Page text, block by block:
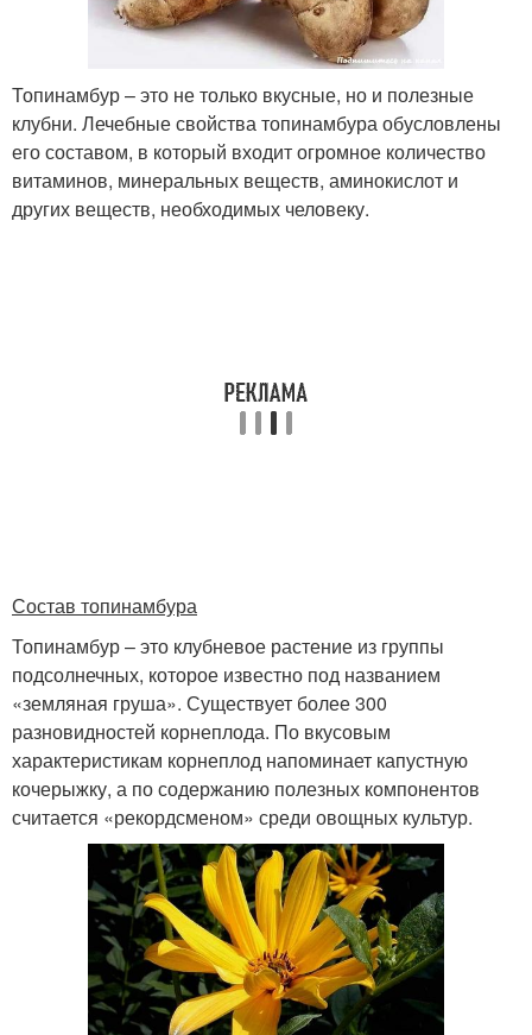
Топинамбур – это не только вкусные, но и полезные
клубни. Лечебные свойства топинамбура обусловлены
его составом, в который входит огромное количество
витаминов, минеральных веществ, аминокислот и
других веществ, необходимых человеку.
Состав топинамбура
Топинамбур – это клубневое растение из группы
подсолнечных, которое известно под названием
«земляная груша». Существует более 300
разновидностей корнеплода. По вкусовым
характеристикам корнеплод напоминает капустную
кочерыжку, а по содержанию полезных компонентов
считается «рекордсменом» среди овощных культур.